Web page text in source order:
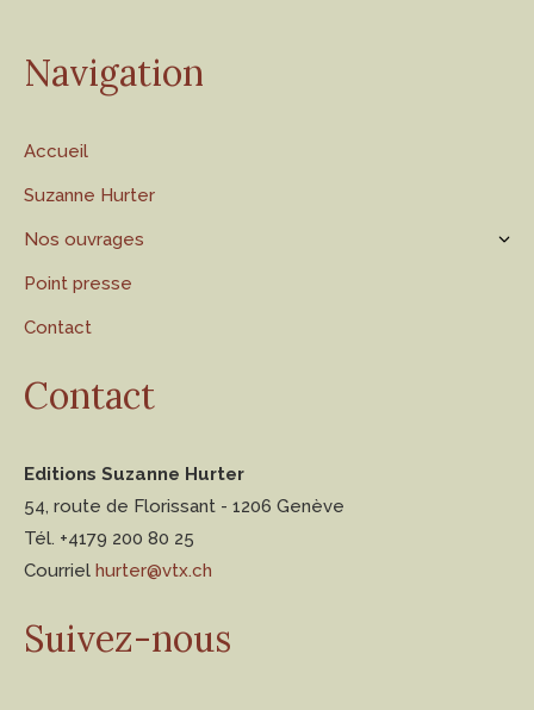
Navigation
Accueil
Suzanne Hurter
Nos ouvrages
Point presse
Contact
Contact
Editions Suzanne Hurter
54, route de Florissant - 1206 Genève
Tél. +4179 200 80 25
Courriel hurter@vtx.ch
Suivez-nous